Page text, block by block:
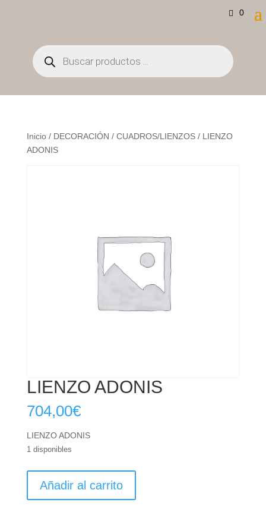
0
Búsqueda
de
productos
Inicio/ DECORACIÓN / CUADROS/LIENZOS/ LIENZO
ADONIS
LIENZO ADONIS
704,00€
LIENZO ADONIS
1 disponibles
ADONIS
Añadir al carrito